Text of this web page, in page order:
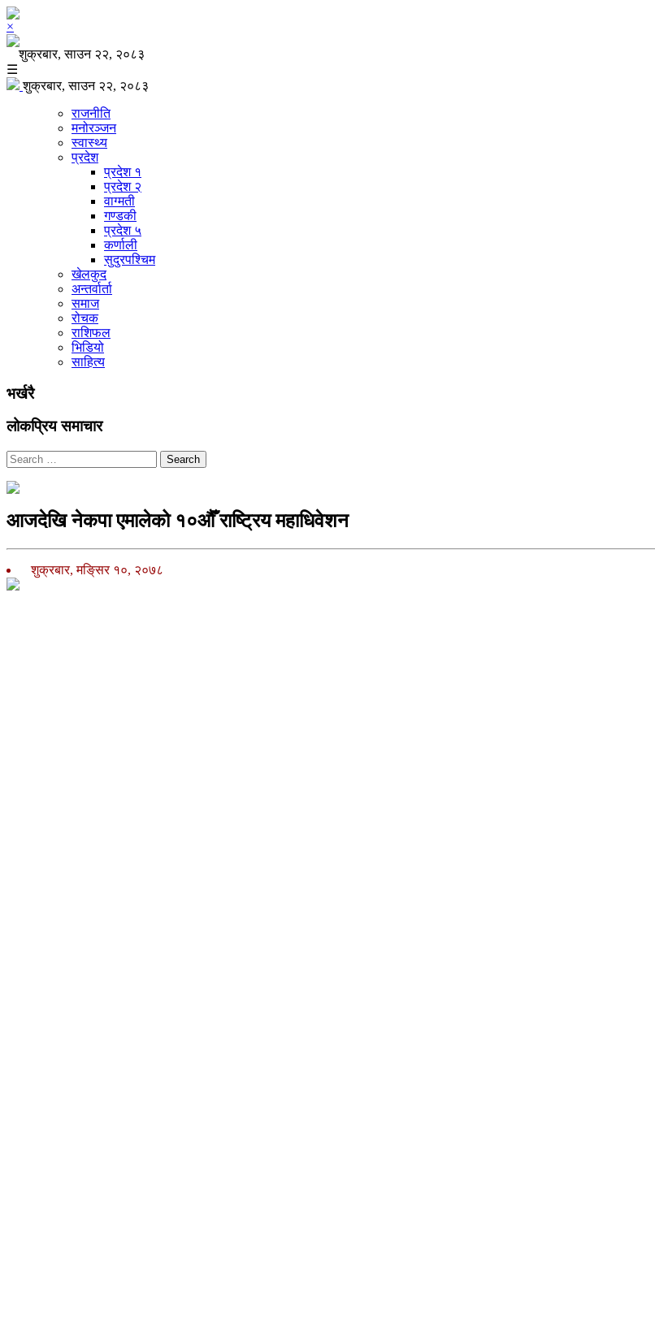
×
शुक्रबार, साउन २२, २०८३
☰
शुक्रबार, साउन २२, २०८३
राजनीति
मनोरञ्जन
स्वास्थ्य
प्रदेश
प्रदेश १
प्रदेश २
वाग्मती
गण्डकी
प्रदेश ५
कर्णाली
सुदुरपश्चिम
खेलकुद
अन्तर्वार्ता
समाज
रोचक
राशिफल
भिडियो
साहित्य
भर्खरै
लोकप्रिय समाचार
Search
आजदेखि नेकपा एमालेको १०औँ राष्ट्रिय महाधिवेशन
शुक्रबार, मङि्सर १०, २०७८